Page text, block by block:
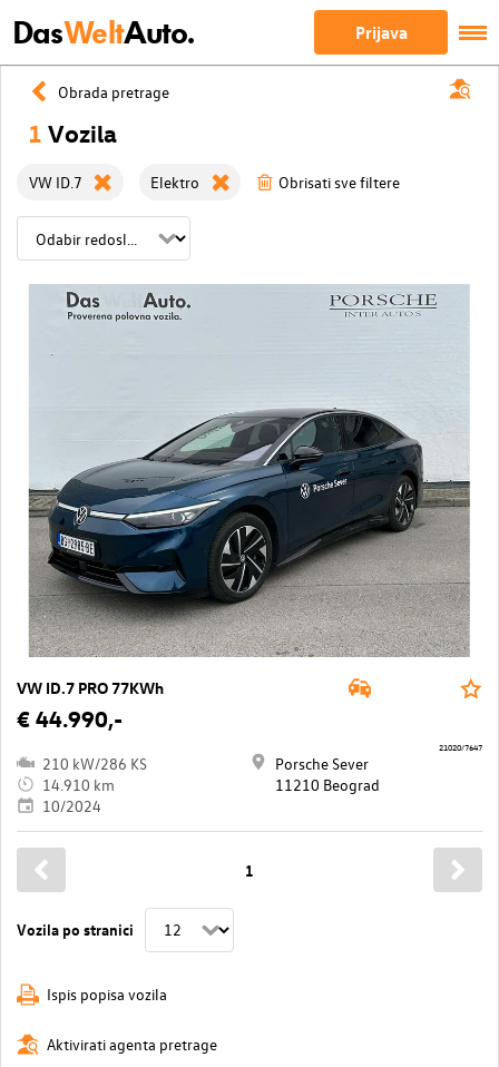
DasWeltAuto. Prijava
Obrada pretrage
1 Vozila
VW ID.7 Elektro Obrisati sve filtere
VW ID.7 PRO 77KWh
€ 44.990,-
210 kW/286 KS
14.910 km
10/2024
Porsche Sever
11210 Beograd
21020/7647
Vozila po stranici
1
Ispis popisa vozila
Aktivirati agenta pretrage